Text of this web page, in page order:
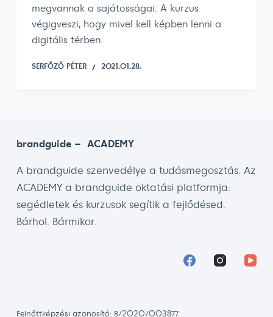
megvannak a sajátosságai. A kurzus
végigveszi, hogy mivel kell képben lenni a
digitális térben.
SERFŐZŐ PÉTER 2021.01.28.
brandguide – ACADEMY
A brandguide szenvedélye a tudásmegosztás. Az
ACADEMY a brandguide oktatási platformja:
segédletek és kurzusok segítik a fejlődésed.
Bárhol. Bármikor.
Felnőttképzési azonosító: B/2020/003877